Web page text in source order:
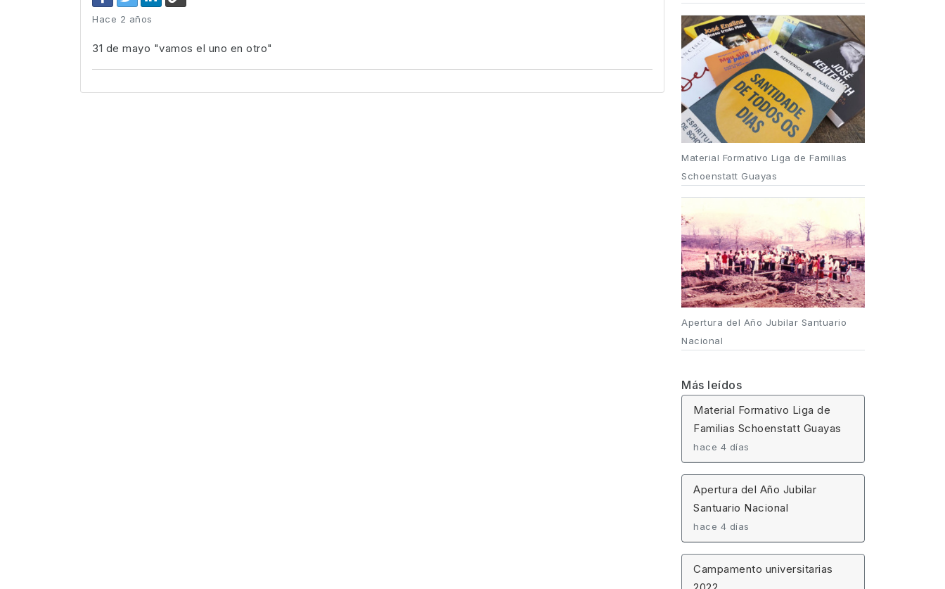
Hace 2 años
31 de mayo "vamos el uno en otro"
Material Formativo Liga de Familias
Schoenstatt Guayas
Apertura del Año Jubilar Santuario
Nacional
Más leídos
Material Formativo Liga de
Familias Schoenstatt Guayas
hace 4 días
Apertura del Año Jubilar
Santuario Nacional
hace 4 días
Campamento universitarias